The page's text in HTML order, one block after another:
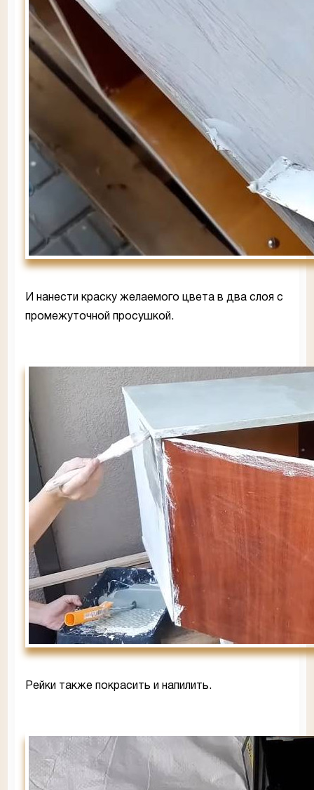
И нанести краску желаемого цвета в два слоя с
промежуточной просушкой.
Рейки также покрасить и напилить.